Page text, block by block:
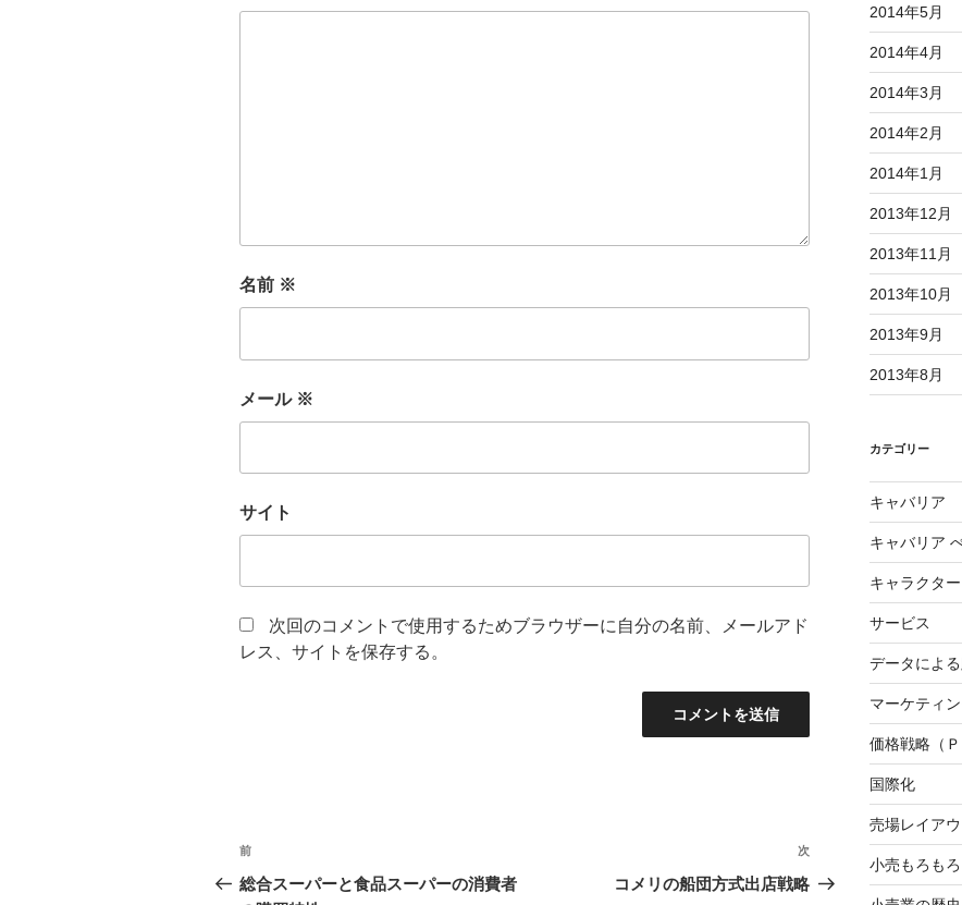
名前 ※
メール ※
サイト
次回のコメントで使用するためブラウザーに自分の名前、メールアド
レス、サイトを保存する。
投
稿
過
去
前
総合スーパーと食品スーパーの消費者
次
の
次
コメリの船団方式出店戦略
2014年5月
2014年4月
2014年3月
2014年2月
2014年1月
2013年12月
2013年11月
2013年10月
2013年9月
2013年8月
カテゴリー
キャバリア
キャバリア
キャラクタ
サービス
データによ
マーケティ
価格戦略（Ｐ
国際化
売場レイアウ
小売もろもろ